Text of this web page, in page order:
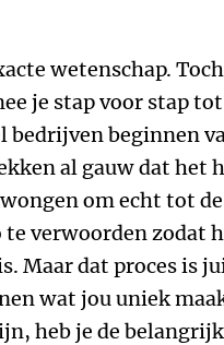
wetenschap.
je stap voor stap
bedrijven beginnen
al gauw dat het
om echt tot
te verwoorden zodat
Maar dat proces is
wat jou uniek
heb je de